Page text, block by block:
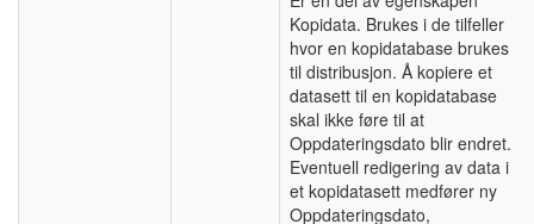
Kopidata. Brukes i de tilfeller
hvor en kopidatabase brukes
til distribusjon. Å kopiere et
datasett til en kopidatabase
skal ikke føre til at
Oppdateringsdato blir endret.
Eventuell redigering av data i
et kopidatasett medfører ny
Oppdateringsdato,